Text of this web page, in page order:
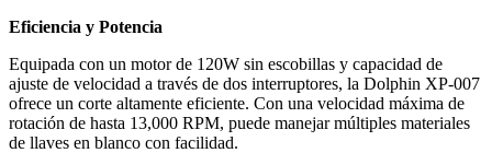
Eficiencia y Potencia
Equipada con un motor de 120W sin escobillas y capacidad de
ajuste de velocidad a través de dos interruptores, la Dolphin XP-007
ofrece un corte altamente eficiente. Con una velocidad máxima de
rotación de hasta 13,000 RPM, puede manejar múltiples materiales
de llaves en blanco con facilidad.